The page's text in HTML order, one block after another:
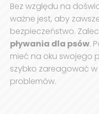
Bez względu na
ważne jest, aby
bezpieczeństwo.
pływania dla psów.
mieć na oku swojego
szybko zareagować
problemów.